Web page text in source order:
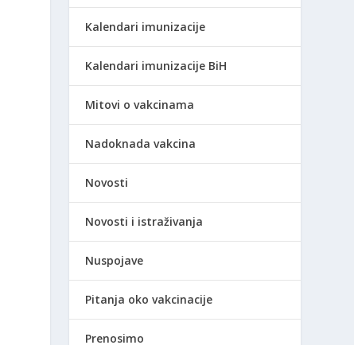
Kalendari imunizacije
Kalendari imunizacije BiH
Mitovi o vakcinama
Nadoknada vakcina
Novosti
Novosti i istraživanja
Nuspojave
Pitanja oko vakcinacije
Prenosimo